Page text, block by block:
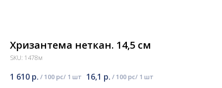
Хризантема неткан. 14,5 см
SKU: 1478м
1 610 р. / 100 pc 16,1 р. / 100 pc